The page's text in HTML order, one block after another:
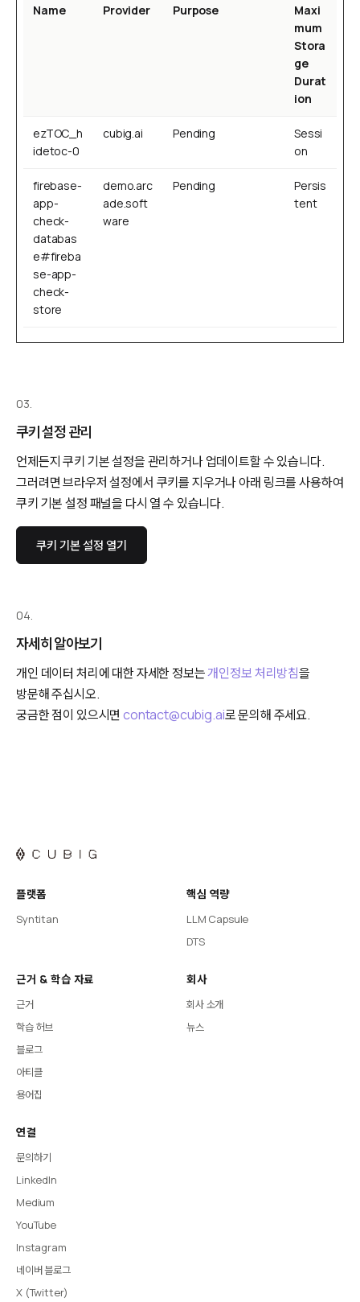
Name Provider Purpose
Maxi
mum
Stora
ge
Durat
ion
ezTOC_h
idetoc-0
cubig.ai Pending
Sessi
on
firebase-
app-
check-
databas
e#fireba
se-app-
check-
store
demo.arc
ade.soft
ware
Pending
Persis
tent
03.
쿠키 설정 관리
언제든지 쿠키 기본 설정을 관리하거나 업데이트할 수 있습니다.
그러려면 브라우저 설정에서 쿠키를 지우거나 아래 링크를 사용하여
쿠키 기본 설정 패널을 다시 열 수 있습니다.
쿠키 기본 설정 열기
04.
자세히 알아보기
개인 데이터 처리에 대한 자세한 정보는개인정보 처리방침을
방문해 주십시오.
궁금한 점이 있으시면contact@cubig.ai로 문의해 주세요.
플랫폼
Syntitan
핵심 역량
LLM Capsule
DTS
근거 & 학습 자료
근거
학습 허브
블로그
아티클
용어집
회사
회사 소개
뉴스
연결
문의하기
LinkedIn
Medium
YouTube
Instagram
네이버 블로그
X (Twitter)